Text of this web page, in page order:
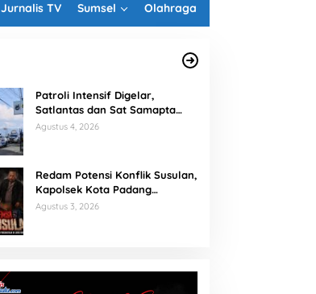
Jurnalis TV Sumsel Olahraga
Patroli Intensif Digelar,
Satlantas dan Sat Samapta
Polres Rejang Lebong
Agustus 4, 2026
Redam Potensi Konflik Susulan,
Kapolsek Kota Padang
Sambangi Kediaman Korban
Agustus 3, 2026